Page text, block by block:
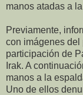
manos atadas a
Previamente,
con imágenes
participación de
Irak. A
manos a la
Uno de ellos